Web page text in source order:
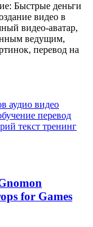
Быстрые деньги
видео в
видео-аватар,
ведущим,
перевод на
аудио видео
перевод
текст тренинг
for Games